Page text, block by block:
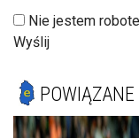
Nie jestem
Wyślij